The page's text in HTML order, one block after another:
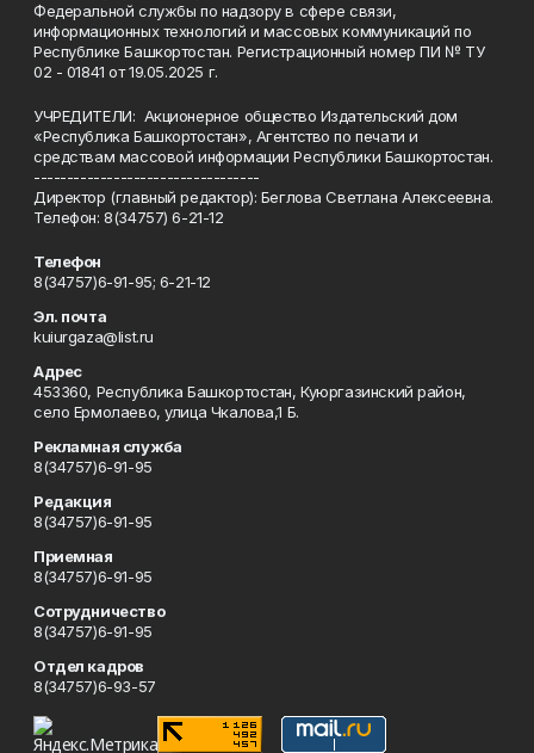
Федеральной службы по надзору в сфере связи,
информационных технологий и массовых коммуникаций по
Республике Башкортостан. Регистрационный номер ПИ № ТУ
02 - 01841 от 19.05.2025 г.
УЧРЕДИТЕЛИ: Акционерное общество Издательский дом
«Республика Башкортостан», Агентство по печати и
средствам массовой информации Республики Башкортостан.
----------------------------------
Директор (главный редактор): Беглова Светлана Алексеевна.
Телефон: 8(34757) 6-21-12
Телефон
8(34757)6-91-95; 6-21-12
Эл. почта
kuiurgaza@list.ru
Адрес
453360, Республика Башкортостан, Куюргазинский район,
село Ермолаево, улица Чкалова,1 Б.
Рекламная служба
8(34757)6-91-95
Редакция
8(34757)6-91-95
Приемная
8(34757)6-91-95
Сотрудничество
8(34757)6-91-95
Отдел кадров
8(34757)6-93-57